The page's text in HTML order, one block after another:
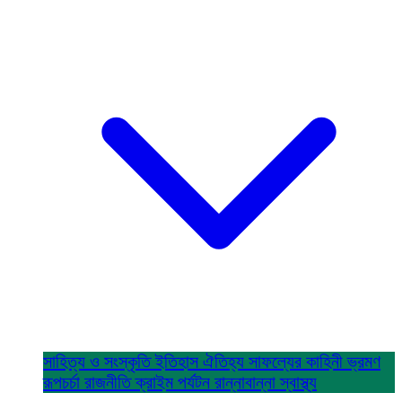
সাহিত্য ও সংস্কৃতিইতিহাস ঐতিহ্য সাফল্যের কাহিনীভ্রমণ
রূপচর্চা রাজনীতিক্রাইম পর্যটন রান্নাবান্নাস্বাস্থ্য